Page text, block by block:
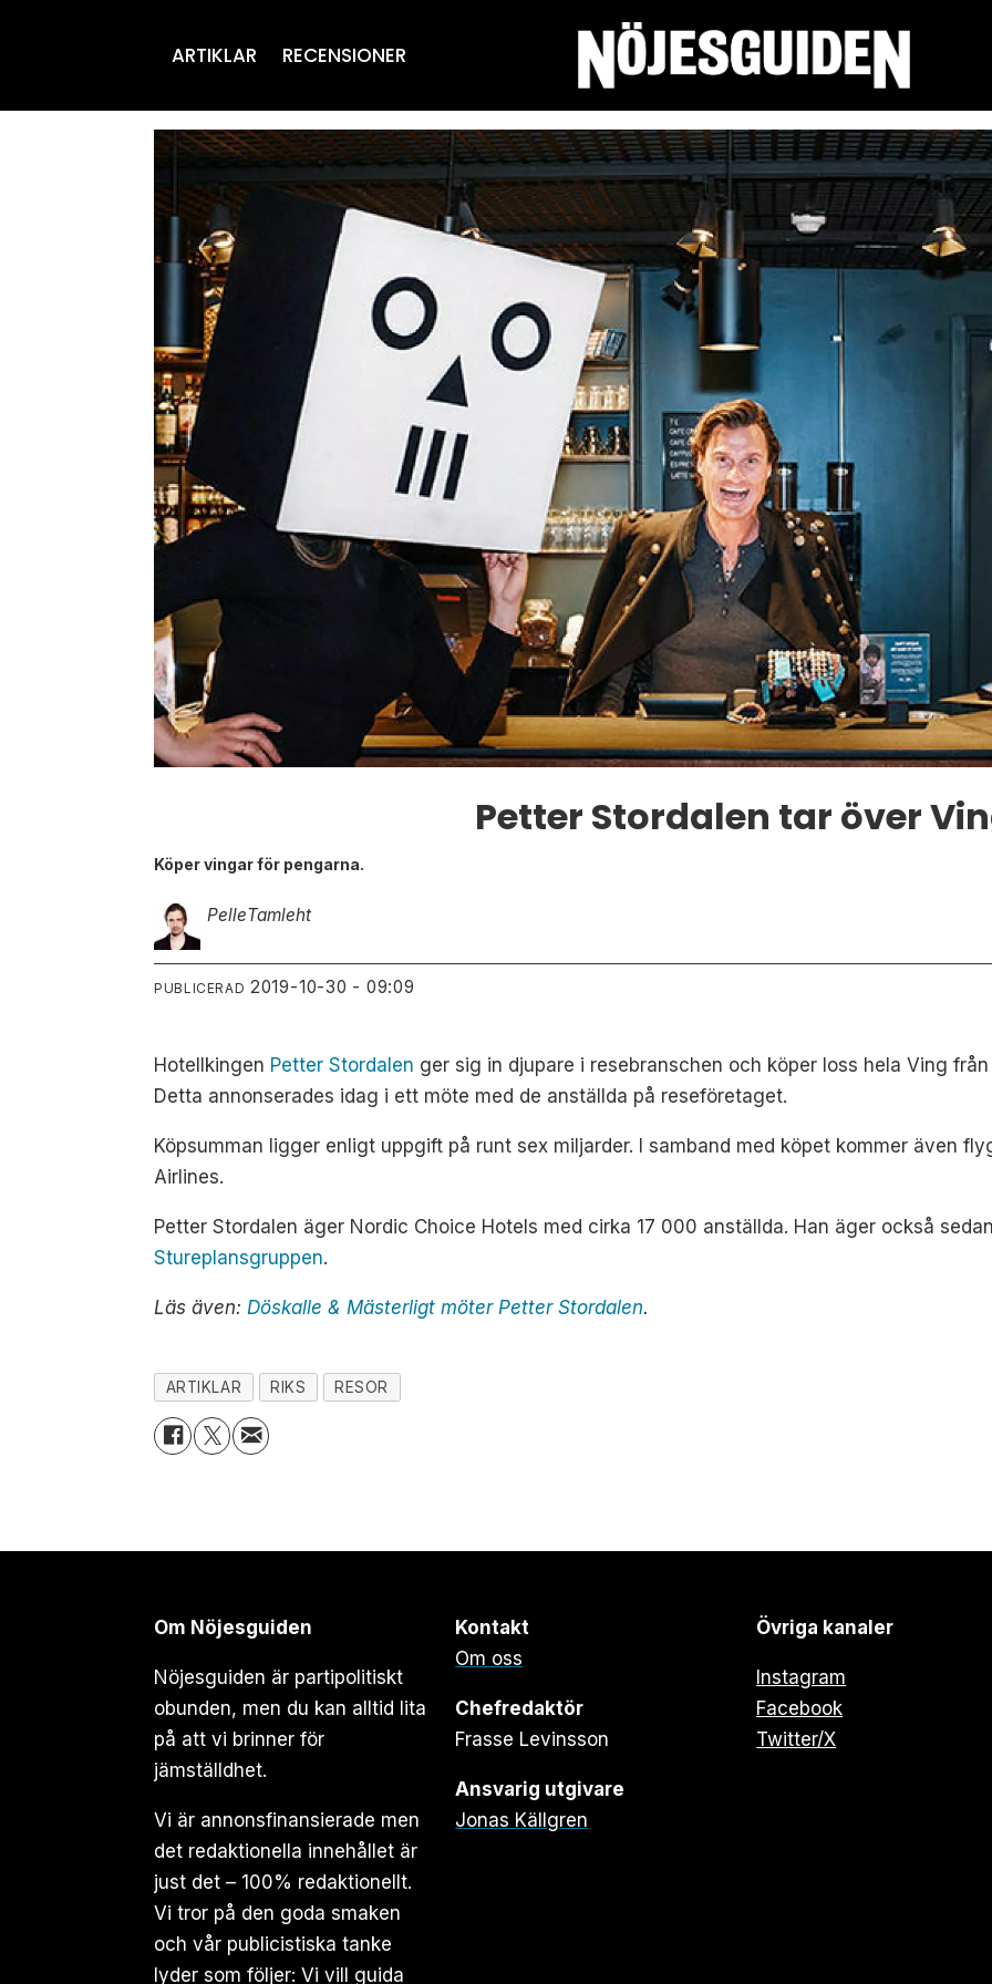
ARTIKLAR RECENSIONER
Petter Stordalen tar över
Köper vingar för pengarna.
PelleTamleht
PUBLICERAD 2019-10-30 - 09:09
Hotellkingen Petter Stordalen ger sig in djupare i resebranschen och köper loss hela Ving
Detta annonserades idag i ett möte med de anställda på reseföretaget.
Köpsumman ligger enligt uppgift på runt sex miljarder. I samband med köpet kommer även
Airlines.
Petter Stordalen äger Nordic Choice Hotels med cirka 17 000 anställda. Han äger också
Stureplansgruppen.
Läs även:Döskalle & Mästerligt möter Petter Stordalen.
ARTIKLAR RIKS RESOR
Om Nöjesguiden
Nöjesguiden är partipolitiskt
obunden, men du kan alltid lita
på att vi brinner för
jämställdhet.
Vi är annonsfinansierade men
det redaktionella innehållet är
just det – 100% redaktionellt.
Vi tror på den goda smaken
och vår publicistiska tanke
lyder som följer: Vi vill guida
Kontakt
Om oss
Chefredaktör
Frasse Levinsson
Ansvarig utgivare
Jonas Källgren
Övriga kanaler
Instagram
Facebook
Twitter/X